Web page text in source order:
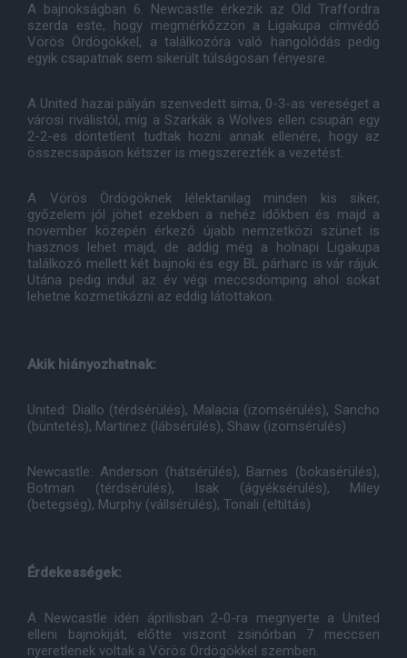
A bajnokságban 6. Newcastle érkezik az Old Traffordra
szerda este, hogy megmérkőzzön a Ligakupa címvédő
Vörös Ördögökkel, a találkozóra való hangolódás pedig
egyik csapatnak sem sikerült túlságosan fényesre.
A United hazai pályán szenvedett sima, 0-3-as vereséget a
városi riválistól, míg a Szarkák a Wolves ellen csupán egy
2-2-es döntetlent tudtak hozni annak ellenére, hogy az
összecsapáson kétszer is megszerezték a vezetést.
A Vörös Ördögöknek lélektanilag minden kis siker,
győzelem jól jöhet ezekben a nehéz időkben és majd a
november közepén érkező újabb nemzetközi szünet is
hasznos lehet majd, de addig még a holnapi Ligakupa
találkozó mellett két bajnoki és egy BL párharc is vár rájuk.
Utána pedig indul az év végi meccsdömping ahol sokat
lehetne kozmetikázni az eddig látottakon.
Akik hiányozhatnak:
United: Diallo (térdsérülés), Malacia (izomsérülés), Sancho
(büntetés), Martinez (lábsérülés), Shaw (izomsérülés)
Newcastle: Anderson (hátsérülés), Barnes (bokasérülés),
Botman (térdsérülés), Isak (ágyéksérülés), Miley
(betegség), Murphy (vállsérülés), Tonali (eltiltás)
Érdekességek:
A Newcastle idén áprilisban 2-0-ra megnyerte a United
elleni bajnokiját, előtte viszont zsinórban 7 meccsen
nyeretlenek voltak a Vörös Ördögökkel szemben.